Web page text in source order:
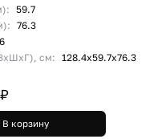
59.7
76.3
см: 128.4х59.7х76.3
В корзину